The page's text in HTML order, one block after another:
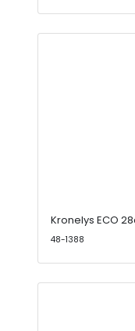
Kronelys ECO
48-1388